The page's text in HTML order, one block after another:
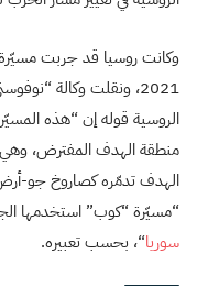
وكانت روسيا قد جربت
2021، ونقلت وكالة
الروسية قوله إن “هذه
منطقة الهدف المفترض،
الهدف تدمّره كصاروخ جو-
“مسيّرة “كوب” استخدمها
سوريا“، بحسب تعبيره.